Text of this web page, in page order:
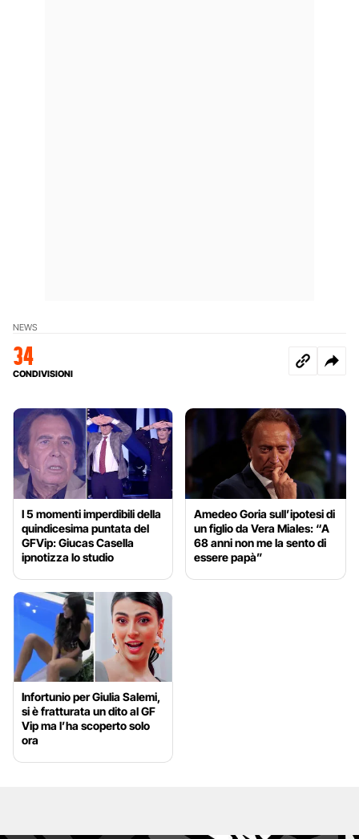
NEWS
34
CONDIVISIONI
I 5 momenti imperdibili della
quindicesima puntata del
GFVip: Giucas Casella
ipnotizza lo studio
Amedeo Goria sull’ipotesi di
un figlio da Vera Miales: “A
68 anni non me la sento di
essere papà”
Infortunio per Giulia Salemi,
si è fratturata un dito al GF
Vip ma l’ha scoperto solo
ora